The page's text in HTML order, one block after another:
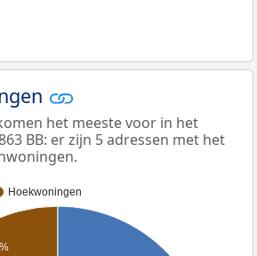
het meeste voor in het
BB: er zijn 5 adressen met het
Hoekwoningen